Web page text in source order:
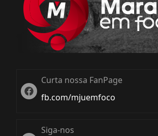
Twitter
Curta nossa FanPage
fb.com/mjuemfoco
Siga-nos